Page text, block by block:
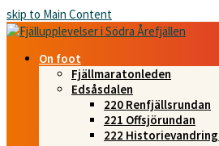
skip to Main Content
On foot
Fjällmaratonleden
Edsåsdalen
220 Renfjällsrundan
221 Offsjörundan
222